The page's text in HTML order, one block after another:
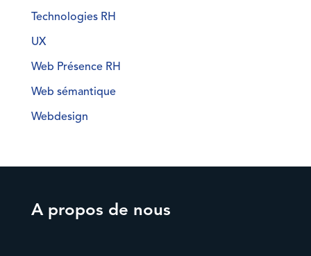
Technologies RH
UX
Web Présence RH
Web sémantique
Webdesign
A propos de nous